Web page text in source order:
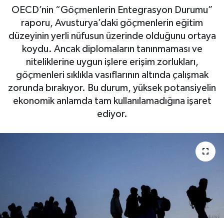
OECD’nin “Göçmenlerin Entegrasyon Durumu”
raporu, Avusturya’daki göçmenlerin eğitim
düzeyinin yerli nüfusun üzerinde olduğunu ortaya
koydu. Ancak diplomaların tanınmaması ve
niteliklerine uygun işlere erişim zorlukları,
göçmenleri sıklıkla vasıflarının altında çalışmak
zorunda bırakıyor. Bu durum, yüksek potansiyelin
ekonomik anlamda tam kullanılamadığına işaret
ediyor.